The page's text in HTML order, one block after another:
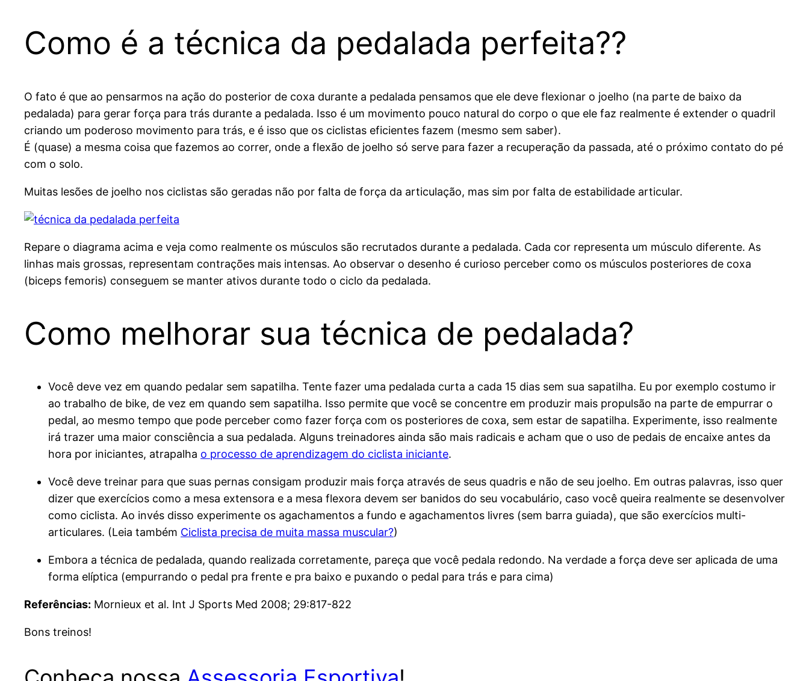
Como é a técnica da pedalada perfeita??
O fato é que ao pensarmos na ação do posterior de coxa durante a pedalada pensamos que ele deve flexionar o joelho (na parte de baixo da
pedalada) para gerar força para trás durante a pedalada. Isso é um movimento pouco natural do corpo o que ele faz realmente é extender o quadril
criando um poderoso movimento para trás, e é isso que os ciclistas eficientes fazem (mesmo sem saber).
É (quase) a mesma coisa que fazemos ao correr, onde a flexão de joelho só serve para fazer a recuperação da passada, até o próximo contato do pé
com o solo.
Muitas lesões de joelho nos ciclistas são geradas não por falta de força da articulação, mas sim por falta de estabilidade articular.
Repare o diagrama acima e veja como realmente os músculos são recrutados durante a pedalada. Cada cor representa um músculo diferente. As
linhas mais grossas, representam contrações mais intensas. Ao observar o desenho é curioso perceber como os músculos posteriores de coxa
(biceps femoris) conseguem se manter ativos durante todo o ciclo da pedalada.
Como melhorar sua técnica de pedalada?
Você deve vez em quando pedalar sem sapatilha. Tente fazer uma pedalada curta a cada 15 dias sem sua sapatilha. Eu por exemplo costumo ir
ao trabalho de bike, de vez em quando sem sapatilha. Isso permite que você se concentre em produzir mais propulsão na parte de empurrar o
pedal, ao mesmo tempo que pode perceber como fazer força com os posteriores de coxa, sem estar de sapatilha. Experimente, isso realmente
irá trazer uma maior consciência a sua pedalada. Alguns treinadores ainda são mais radicais e acham que o uso de pedais de encaixe antes da
hora por iniciantes, atrapalha o processo de aprendizagem do ciclista iniciante.
Você deve treinar para que suas pernas consigam produzir mais força através de seus quadris e não de seu joelho. Em outras palavras, isso quer
dizer que exercícios como a mesa extensora e a mesa flexora devem ser banidos do seu vocabulário, caso você queira realmente se desenvolver
como ciclista. Ao invés disso experimente os agachamentos a fundo e agachamentos livres (sem barra guiada), que são exercícios multi-
articulares. (Leia também Ciclista precisa de muita massa muscular?)
Embora a técnica de pedalada, quando realizada corretamente, pareça que você pedala redondo. Na verdade a força deve ser aplicada de uma
forma elíptica (empurrando o pedal pra frente e pra baixo e puxando o pedal para trás e para cima)
Referências: Mornieux et al. Int J Sports Med 2008; 29:817-822
Bons treinos!